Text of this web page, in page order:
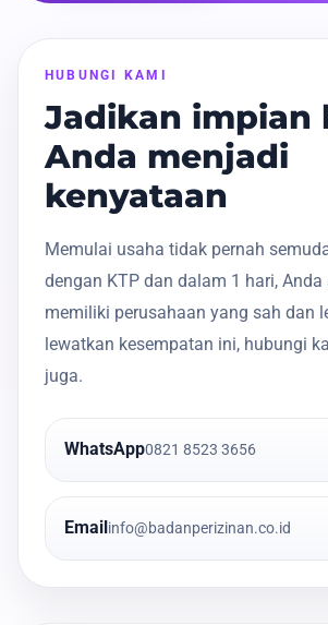
HUBUNGI KAMI
Jadikan impian
Anda menjadi
kenyataan
Memulai usaha tidak pernah
dengan KTP dan dalam 1 hari,
memiliki perusahaan yang sah dan
lewatkan kesempatan ini, hubungi
juga.
WhatsApp0821 8523 3656
Email info@badanperizinan.co.id